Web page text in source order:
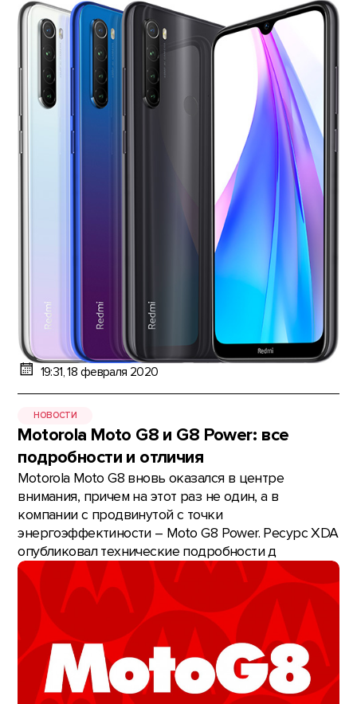
19:31, 18 февраля 2020
НОВОСТИ
Motorola Moto G8 и G8 Power: все
подробности и отличия
Motorola Moto G8 вновь оказался в центре
внимания, причем на этот раз не один, а в
компании с продвинутой с точки
энергоэффектиности – Moto G8 Power. Ресурс XDA
опубликовал технические подробности д